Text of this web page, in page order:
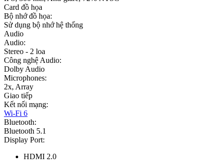
Card đồ họa
Bộ nhớ đồ họa:
Sử dụng bộ nhớ hệ thống
Audio
Audio:
Stereo - 2 loa
Công nghệ Audio:
Dolby Audio
Microphones:
2x, Array
Giao tiếp
Kết nối mạng:
Wi-Fi 6
Bluetooth:
Bluetooth 5.1
Display Port:
HDMI 2.0